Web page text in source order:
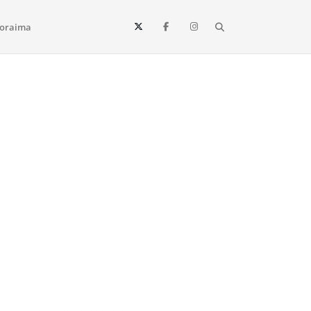
e todo o estado de Roraima. Fique sempre informado